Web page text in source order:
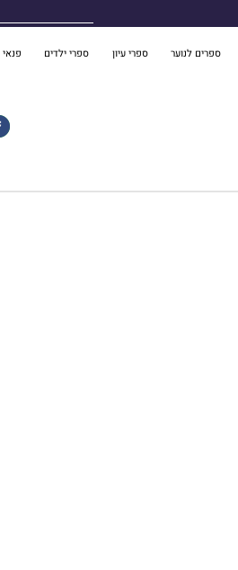
ספרים לנוער ספרי עיון ספרי ילדים פנאי